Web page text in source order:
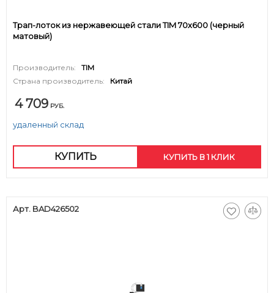
Трап-лоток из нержавеющей стали TIM 70х600 (черный
матовый)
Производитель:
TIM
Страна производитель:
Китай
4 709 РУБ.
удаленный склад
КУПИТЬ КУПИТЬ В 1 КЛИК
Арт. BAD426502